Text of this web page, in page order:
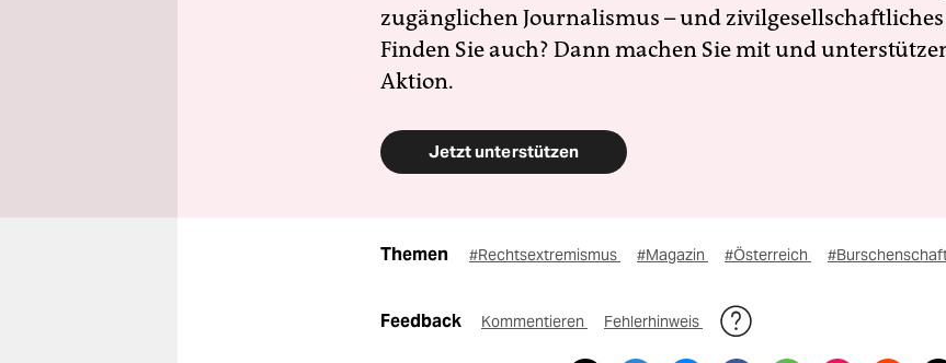
zugänglichen Journalismus – und
Finden Sie auch? Dann machen Sie mit und
Aktion.
Jetzt unterstützen
Themen #Rechtsextremismus #Magazin #Österreich
Feedback Kommentieren Fehlerhinweis